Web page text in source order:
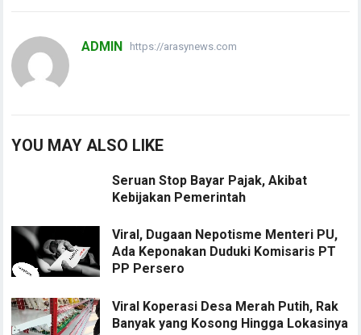
ADMIN https://arasynews.com
YOU MAY ALSO LIKE
Seruan Stop Bayar Pajak, Akibat
Kebijakan Pemerintah
Viral, Dugaan Nepotisme Menteri PU,
Ada Keponakan Duduki Komisaris PT
PP Persero
Viral Koperasi Desa Merah Putih, Rak
Banyak yang Kosong Hingga Lokasinya